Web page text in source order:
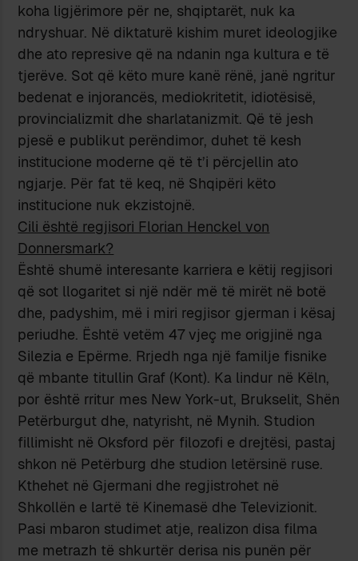
koha ligjërimore për ne, shqiptarët, nuk ka
ndryshuar. Në diktaturë kishim muret ideologjike
dhe ato represive që na ndanin nga kultura e të
tjerëve. Sot që këto mure kanë rënë, janë ngritur
bedenat e injorancës, mediokritetit, idiotësisë,
provincializmit dhe sharlatanizmit. Që të jesh
pjesë e publikut perëndimor, duhet të kesh
institucione moderne që të t’i përcjellin ato
ngjarje. Për fat të keq, në Shqipëri këto
institucione nuk ekzistojnë.
Cili është regjisori Florian Henckel von
Donnersmark?
Është shumë interesante karriera e këtij regjisori
që sot llogaritet si një ndër më të mirët në botë
dhe, padyshim, më i miri regjisor gjerman i kësaj
periudhe. Është vetëm 47 vjeç me origjinë nga
Silezia e Epërme. Rrjedh nga një familje fisnike
që mbante titullin Graf (Kont). Ka lindur në Këln,
por është rritur mes New York-ut, Brukselit, Shën
Petërburgut dhe, natyrisht, në Mynih. Studion
fillimisht në Oksford për filozofi e drejtësi, pastaj
shkon në Petërburg dhe studion letërsinë ruse.
Kthehet në Gjermani dhe regjistrohet në
Shkollën e lartë të Kinemasë dhe Televizionit.
Pasi mbaron studimet atje, realizon disa filma
me metrazh të shkurtër derisa nis punën për